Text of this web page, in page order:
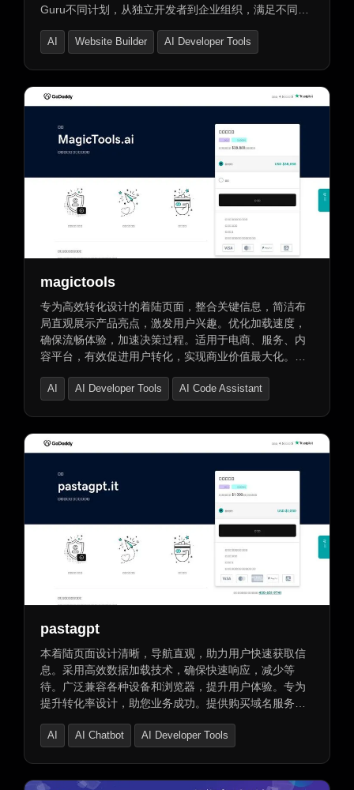
Guru不同计划，从独立开发者到企业组织，满足不同需
程。选择CodeAI，享受高效、智能的开发体验。
AI Website Builder AI Developer Tools
magictools
专为高效转化设计的着陆页面，整合关键信息，简洁布
局直观展示产品亮点，激发用户兴趣。优化加载速度，
确保流畅体验，加速决策过程。适用于电商、服务、内
容平台，有效促进用户转化，实现商业价值最大化。支
AI AI Developer Tools AI Code Assistant
pastagpt
本着陆页面设计清晰，导航直观，助力用户快速获取信
息。采用高效数据加载技术，确保快速响应，减少等
待。广泛兼容各种设备和浏览器，提升用户体验。专为
提升转化率设计，助您业务成功。提供购买域名服务，
AI AI Chatbot AI Developer Tools